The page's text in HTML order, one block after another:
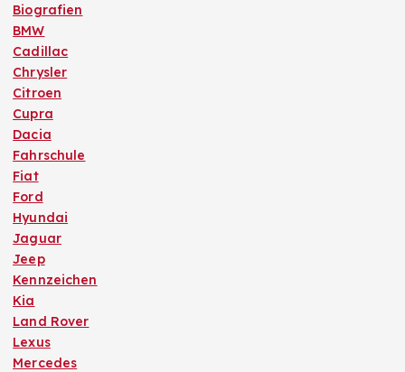
Biografien
BMW
Cadillac
Chrysler
Citroen
Cupra
Dacia
Fahrschule
Fiat
Ford
Hyundai
Jaguar
Jeep
Kennzeichen
Kia
Land Rover
Lexus
Mercedes